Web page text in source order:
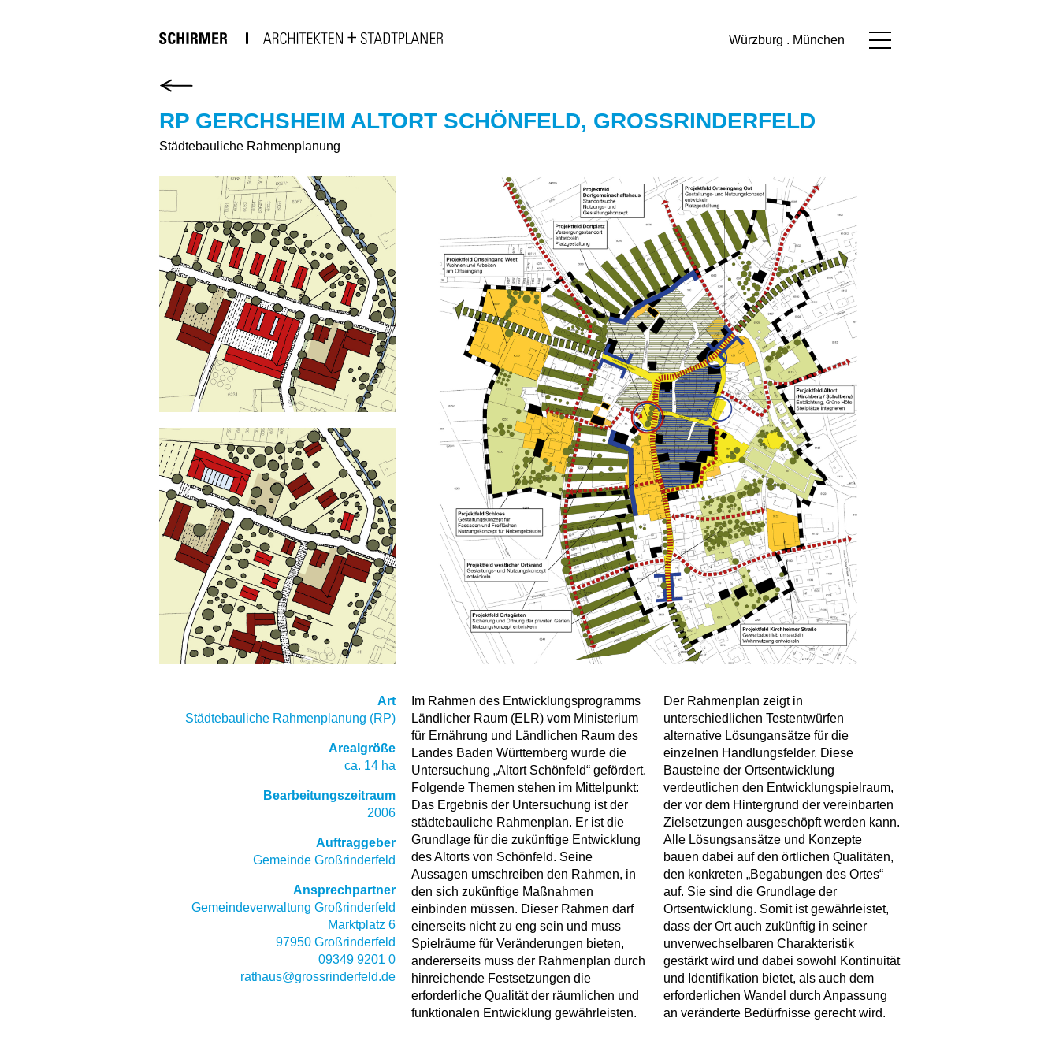
Würzburg . München
RP GERCHSHEIM ALTORT SCHÖNFELD, GROSSRINDERFELD
Städtebauliche Rahmenplanung
Im Rahmen des Entwicklungsprogramms
Ländlicher Raum (ELR) vom Ministerium
für Ernährung und Ländlichen Raum des
Landes Baden Württemberg wurde die
Untersuchung „Altort Schönfeld“ gefördert.
Folgende Themen stehen im Mittelpunkt:
Das Ergebnis der Untersuchung ist der
städtebauliche Rahmenplan. Er ist die
Grundlage für die zukünftige Entwicklung
des Altorts von Schönfeld. Seine
Aussagen umschreiben den Rahmen, in
den sich zukünftige Maßnahmen
einbinden müssen. Dieser Rahmen darf
einerseits nicht zu eng sein und muss
Spielräume für Veränderungen bieten,
andererseits muss der Rahmenplan durch
hinreichende Festsetzungen die
erforderliche Qualität der räumlichen und
funktionalen Entwicklung gewährleisten.
Der Rahmenplan zeigt in
unterschiedlichen Testentwürfen
alternative Lösungansätze für die
einzelnen Handlungsfelder. Diese
Bausteine der Ortsentwicklung
verdeutlichen den Entwicklungspielraum,
der vor dem Hintergrund der vereinbarten
Zielsetzungen ausgeschöpft werden kann.
Alle Lösungsansätze und Konzepte
bauen dabei auf den örtlichen Qualitäten,
den konkreten „Begabungen des Ortes“
auf. Sie sind die Grundlage der
Ortsentwicklung. Somit ist gewährleistet,
dass der Ort auch zukünftig in seiner
unverwechselbaren Charakteristik
gestärkt wird und dabei sowohl Kontinuität
und Identifikation bietet, als auch dem
erforderlichen Wandel durch Anpassung
an veränderte Bedürfnisse gerecht wird.
Art
Städtebauliche Rahmenplanung (RP)
Arealgröße
ca. 14 ha
Bearbeitungszeitraum
2006
Auftraggeber
Gemeinde Großrinderfeld
Ansprechpartner
Gemeindeverwaltung Großrinderfeld
Marktplatz 6
97950 Großrinderfeld
09349 9201 0
rathaus@grossrinderfeld.de